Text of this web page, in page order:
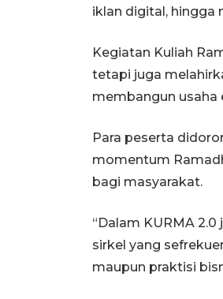
iklan digital, hingga
Kegiatan Kuliah
tetapi juga
membangun usaha
Para peserta
momentum
bagi masyarakat.
“Dalam KURMA
sirkel yang
maupun praktisi